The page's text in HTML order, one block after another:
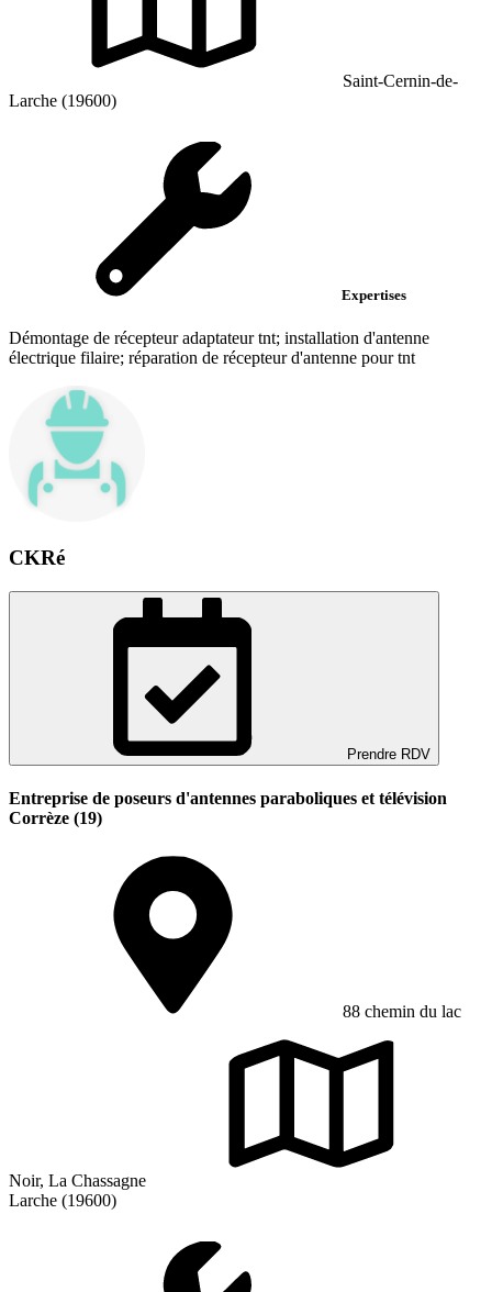
Saint-Cernin-de-
Larche (19600)
Expertises
Démontage de récepteur adaptateur tnt; installation d'antenne
électrique filaire; réparation de récepteur d'antenne pour tnt
CKRé
Prendre RDV
Entreprise de poseurs d'antennes paraboliques et télévision
Corrèze (19)
88 chemin du lac
Noir, La Chassagne
Larche (19600)